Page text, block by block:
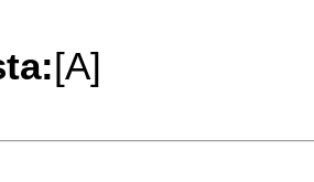
[A]